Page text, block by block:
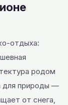
отдыха:
родом
для природы —
от снега,